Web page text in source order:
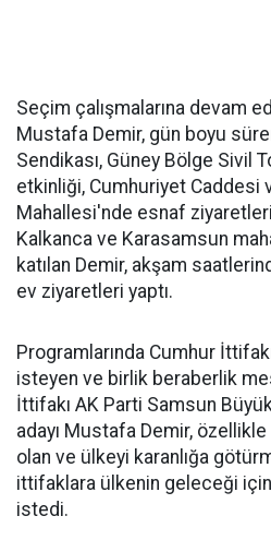
Seçim çalışmalarına devam
Mustafa Demir, gün boyu
Sendikası, Güney Bölge Sivil
etkinliği, Cumhuriyet Caddesi
Mahallesi'nde esnaf
Kalkanca ve Karasamsun
katılan Demir, akşam
ev ziyaretleri yaptı.
Programlarında Cumhur
isteyen ve birlik beraberlik
İttifakı AK Parti Samsun
adayı Mustafa Demir,
olan ve ülkeyi karanlığa
ittifaklara ülkenin geleceği
istedi.